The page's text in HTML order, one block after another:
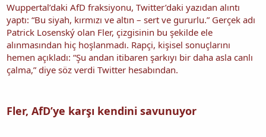
Wuppertal’daki AfD fraksiyonu, Twitter’daki yazıdan alıntı
yaptı: “Bu siyah, kırmızı ve altın – sert ve gururlu.” Gerçek adı
Patrick Losenský olan Fler, çizgisinin bu şekilde ele
alınmasından hiç hoşlanmadı. Rapçi, kişisel sonuçlarını
hemen açıkladı: “Şu andan itibaren şarkıyı bir daha asla canlı
çalma,” diye söz verdi Twitter hesabından.
Fler, AfD’ye karşı kendini savunuyor